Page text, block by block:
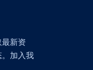
新资
加入我